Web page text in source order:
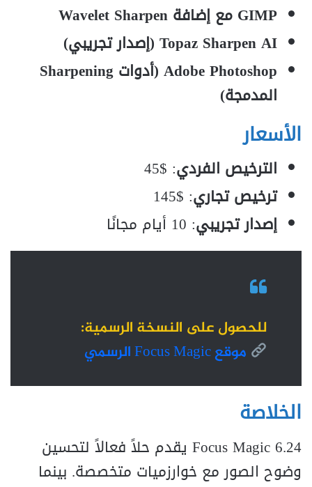
GIMP مع إضافة Wavelet Sharpen
Topaz Sharpen AI (إصدار تجريبي)
Adobe Photoshop (أدوات Sharpening
المدمجة)
الأسعار
الترخيص الفردي: $45
ترخيص تجاري: $145
إصدار تجريبي: 10 أيام مجانًا
للحصول على النسخة الرسمية:
موقع Focus Magic الرسمي
الخلاصة
Focus Magic 6.24 يقدم حلاً فعالاً لتحسين
وضوح الصور مع خوارزميات متخصصة. بينما